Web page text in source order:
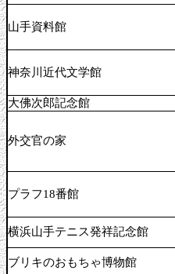
山手資料館
神奈川近代文学館
大佛次郎記念館
外交官の家
プラフ18番館
横浜山手テニス発祥記念館
ブリキのおもちゃ博物館